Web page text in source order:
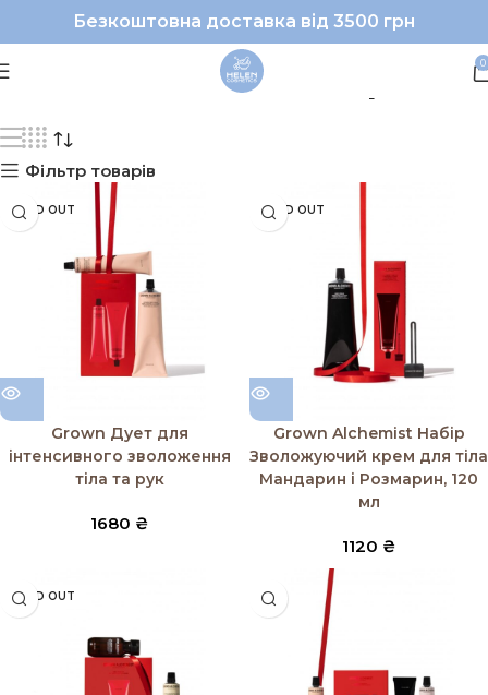
Безкоштовна доставка від 3500 грн
0
Фільтр товарів
SOLD OUT
Grown Дует для
інтенсивного зволоження
тіла та рук
1680 ₴
SOLD OUT
Grown Alchemist Набір
Зволожуючий крем для тіла
Мандарин і Розмарин, 120
мл
1120 ₴
SOLD OUT